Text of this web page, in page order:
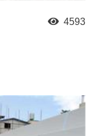
4593